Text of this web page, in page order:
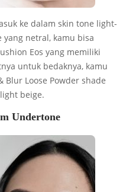
ke dalam skin tone light-
netral, kamu bisa
Eos yang memiliki
untuk bedaknya, kamu
Blur Loose Powder shade
beige.
Undertone